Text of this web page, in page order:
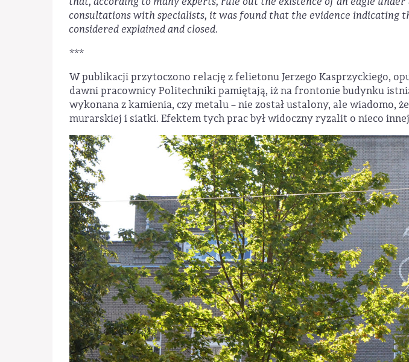
consultations with specialists, it was found that the evidence indicating
considered explained and closed.
***
W publikacji przytoczono relację z felietonu Jerzego Kasprzyckiego,
dawni pracownicy Politechniki pamiętają, iż na frontonie budynku
wykonana z kamienia, czy metalu – nie został ustalony, ale wiadomo,
murarskiej i siatki. Efektem tych prac był widoczny ryzalit o nieco